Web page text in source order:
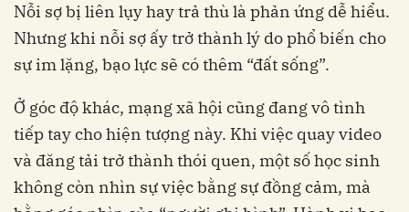
Nỗi sợ bị liên lụy hay trả thù là phản ứng dễ hiểu.
Nhưng khi nỗi sợ ấy trở thành lý do phổ biến cho
sự im lặng, bạo lực sẽ có thêm “đất sống”.
Ở góc độ khác, mạng xã hội cũng đang vô tình
tiếp tay cho hiện tượng này. Khi việc quay video
và đăng tải trở thành thói quen, một số học sinh
không còn nhìn sự việc bằng sự đồng cảm, mà